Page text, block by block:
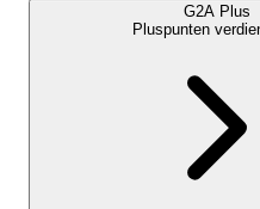
G2A Plus
Pluspunten